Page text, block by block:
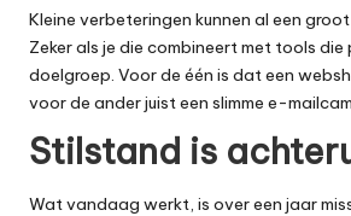
Kleine verbeteringen kunnen al een
Zeker als je die combineert met tools die
doelgroep. Voor de één is dat een
voor de ander juist een slimme e-
Stilstand is
Wat vandaag werkt, is over een jaar